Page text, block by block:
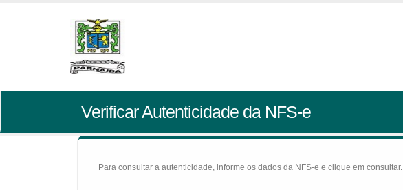
Verificar Autenticidade da NFS-e
Para consultar a autenticidade, informe os dados da NFS-e e clique em consultar.